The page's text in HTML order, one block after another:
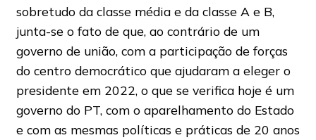
sobretudo da classe média e da classe A e B,
junta-se o fato de que, ao contrário de um
governo de união, com a participação de forças
do centro democrático que ajudaram a eleger o
presidente em 2022, o que se verifica hoje é um
governo do PT, com o aparelhamento do Estado
e com as mesmas políticas e práticas de 20 anos